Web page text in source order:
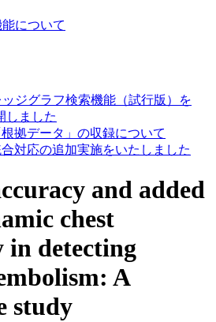
について
ッジグラフ検索機能（試行版）を
しました
根拠データ」の収録について
対応の追加実施をいたしました
and added
chest
in detecting
A
study